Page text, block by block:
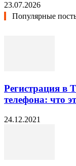
23.07.2026
Популярные
Регистрация в
телефона: что
24.12.2021